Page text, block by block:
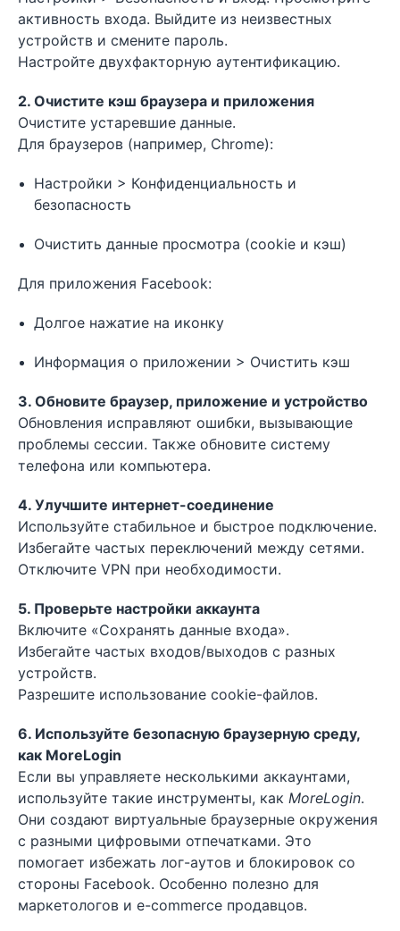
активность входа. Выйдите из неизвестных
устройств и смените пароль.
Настройте двухфакторную аутентификацию.
2. Очистите кэш браузера и приложения
Очистите устаревшие данные.
Для браузеров (например, Chrome):
Настройки > Конфиденциальность и
безопасность
Очистить данные просмотра (cookie и кэш)
Для приложения Facebook:
Долгое нажатие на иконку
Информация о приложении > Очистить кэш
3. Обновите браузер, приложение и устройство
Обновления исправляют ошибки, вызывающие
проблемы сессии. Также обновите систему
телефона или компьютера.
4. Улучшите интернет-соединение
Используйте стабильное и быстрое подключение.
Избегайте частых переключений между сетями.
Отключите VPN при необходимости.
5. Проверьте настройки аккаунта
Включите «Сохранять данные входа».
Избегайте частых входов/выходов с разных
устройств.
Разрешите использование cookie-файлов.
6. Используйте безопасную браузерную среду,
как MoreLogin
Если вы управляете несколькими аккаунтами,
используйте такие инструменты, как MoreLogin.
Они создают виртуальные браузерные окружения
с разными цифровыми отпечатками. Это
помогает избежать лог-аутов и блокировок со
стороны Facebook. Особенно полезно для
маркетологов и e-commerce продавцов.